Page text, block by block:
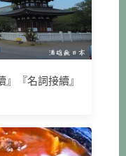
『名詞接續』